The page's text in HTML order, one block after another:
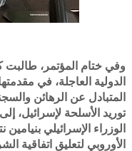
وفي ختام المؤتمر،
الدولية العاجلة، في
المتبادل عن الرهائن
توريد الأسلحة
الوزراء الإسرائيلي
الأوروبي لتعليق اتفاقية